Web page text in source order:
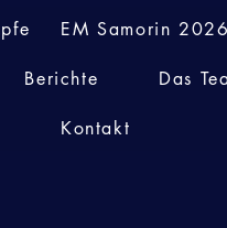
EM Samorin 2026
Berichte Das
Kontakt